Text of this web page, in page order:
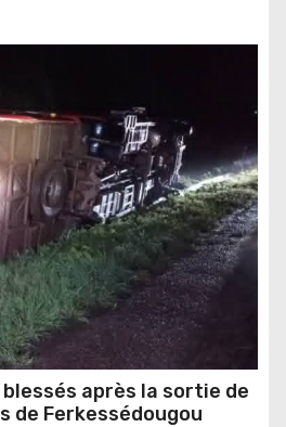
après la sortie de
de Ferkessédougou